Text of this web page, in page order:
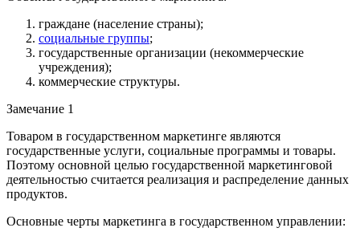
граждане (население страны);
социальные группы;
государственные организации (некоммерческие
учреждения);
коммерческие структуры.
Замечание 1
Товаром в государственном маркетинге являются
государственные услуги, социальные программы и товары.
Поэтому основной целью государственной маркетинговой
деятельностью считается реализация и распределение данных
продуктов.
Основные черты маркетинга в государственном управлении: